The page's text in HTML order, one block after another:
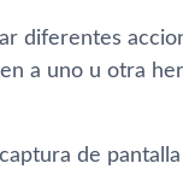
diferentes
a uno u otra
de